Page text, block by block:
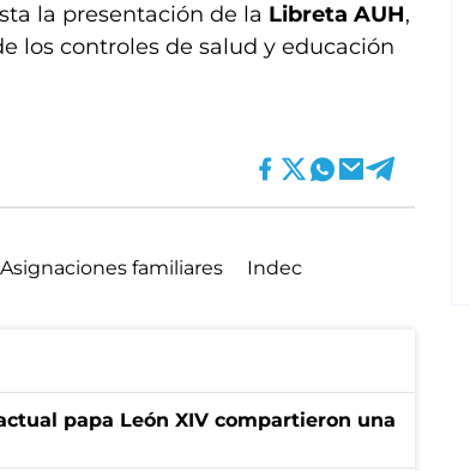
la presentación de la Libreta AUH,
los controles de salud y educación
Asignaciones familiares Indec
papa León XIV compartieron una